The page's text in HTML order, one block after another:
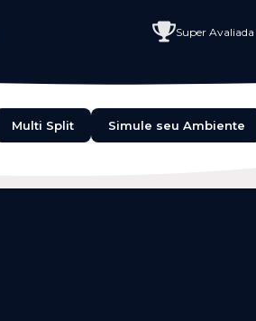
Super Avaliada
Multi Split Simule seu Ambiente